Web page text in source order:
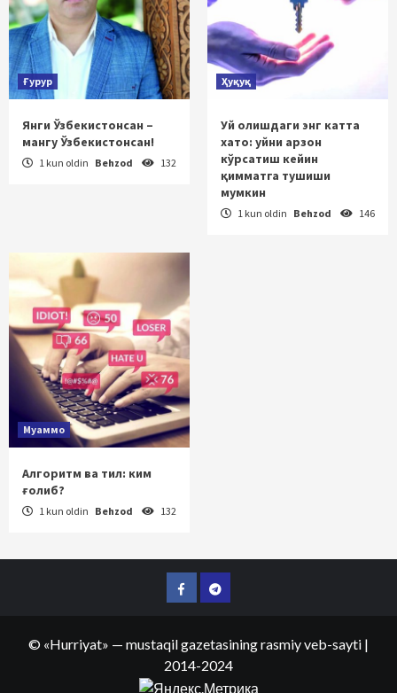
Ғурур
Янги Ўзбекистонсан –
мангу Ўзбекистонсан!
1 kun oldin Behzod 132
Ҳуқуқ
Уй олишдаги энг катта
хато: уйни арзон
кўрсатиш кейин
қимматга тушиши
мумкин
1 kun oldin Behzod 146
Муаммо
Алгоритм ва тил: ким
ғолиб?
1 kun oldin Behzod 132
FacebookTelegram
© «Hurriyat» — mustaqil gazetasining rasmiy veb-sayti |
2014-2024